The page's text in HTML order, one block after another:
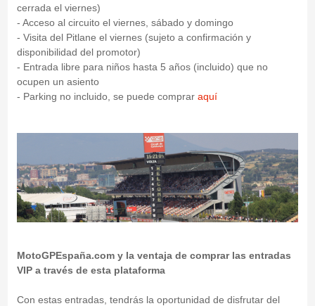
cerrada el viernes)
- Acceso al circuito el viernes, sábado y domingo
- Visita del Pitlane el viernes (sujeto a confirmación y
disponibilidad del promotor)
- Entrada libre para niños hasta 5 años (incluido) que no
ocupen un asiento
- Parking no incluido, se puede comprar aquí
MotoGPEspaña.com y la ventaja de comprar las entradas
VIP a través de esta plataforma
Con estas entradas, tendrás la oportunidad de disfrutar del